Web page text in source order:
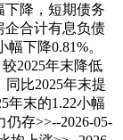
下降，短期债务
企合计有息负债
下降0.81%。
2025年末降低
同比2025年末提
年末的1.22小幅
存>>--2026-05-